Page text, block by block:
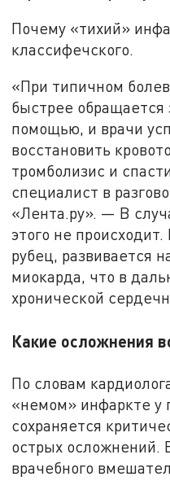
Почему «тихий»
классифечского.
«При типичном
быстрее
помощью, и врачи
восстановить
тромболизис и
специалист в
«Лента.ру». — В
этого не
рубец, развивается
миокарда, что в
хронической
Какие осложнения
По словам
«немом» инфаркте у
сохраняется
острых осложнений.
врачебного